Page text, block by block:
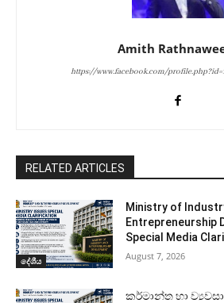
Amith
https://www.facebook.com/
RELATED ARTICLES
දේශීය
Ministry of
Entrepreneurship
Special Media
August 7, 2026
කර්මාන්ත හා